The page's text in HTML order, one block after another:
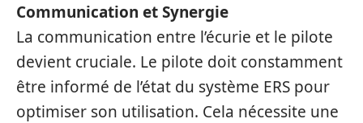
Communication et Synergie
La communication entre l’écurie et le pilote
devient cruciale. Le pilote doit constamment
être informé de l’état du système ERS pour
optimiser son utilisation. Cela nécessite une